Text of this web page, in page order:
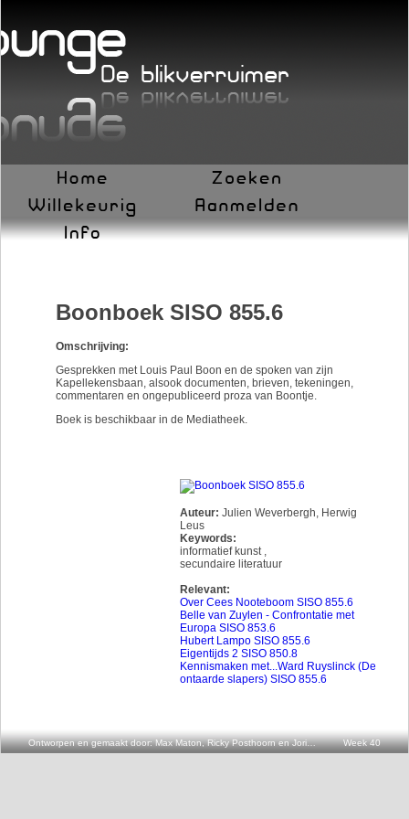
Boonboek SISO 855.6
Omschrijving:
Gesprekken met Louis Paul Boon en de spoken van zijn
Kapellekensbaan, alsook documenten, brieven, tekeningen,
commentaren en ongepubliceerd proza van Boontje.
Boek is beschikbaar in de Mediatheek.
Auteur: Julien Weverbergh, Herwig
Leus
Keywords:
informatief kunst ,
secundaire literatuur
Relevant:
Over Cees Nooteboom SISO 855.6
Belle van Zuylen - Confrontatie met
Europa SISO 853.6
Hubert Lampo SISO 855.6
Eigentijds 2 SISO 850.8
Kennismaken met...Ward Ruyslinck (De
ontaarde slapers) SISO 855.6
Ontworpen en gemaakt door: Max Maton, Ricky Posthoorn en Joris v.d. Oever Week 40